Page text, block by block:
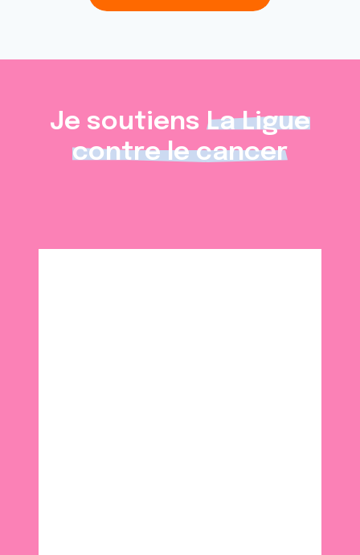
Je soutiens La Ligue
contre le cancer